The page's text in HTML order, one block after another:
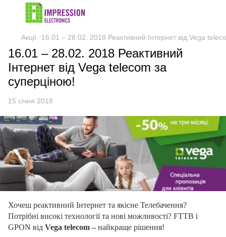
Акції 16.01 – 28.02. 2018 Реактивний Інтернет від Vega
16.01 – 28.02. 2018 Реактивний
Інтернет від Vega telecom за
суперціною!
15 січня 2018
Хочеш реактивний Інтернет та якісне Телебачення?
Потрібні високі технології та нові можливості? FTTB і
GPON від Vega telecom – найкраще рішення!